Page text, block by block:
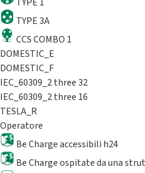
TYPE 3A
CCS COMBO 1
DOMESTIC_E
DOMESTIC_F
IEC_60309_2 three 32
IEC_60309_2 three 16
TESLA_R
Operatore
Be Charge accessibili h24
Be Charge ospitate da una